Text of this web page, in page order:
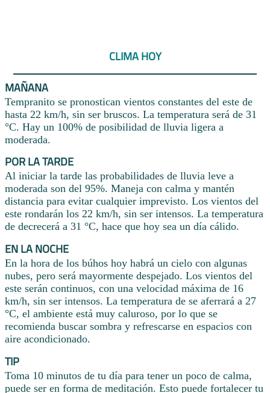
CLIMA HOY
MAÑANA
Tempranito se pronostican vientos constantes del este de
hasta 22 km/h, sin ser bruscos. La temperatura será de 31
°C. Hay un 100% de posibilidad de lluvia ligera a
moderada.
POR LA TARDE
Al iniciar la tarde las probabilidades de lluvia leve a
moderada son del 95%. Maneja con calma y mantén
distancia para evitar cualquier imprevisto. Los vientos del
este rondarán los 22 km/h, sin ser intensos. La temperatura
de decrecerá a 31 °C, hace que hoy sea un día cálido.
EN LA NOCHE
En la hora de los búhos hoy habrá un cielo con algunas
nubes, pero será mayormente despejado. Los vientos del
este serán continuos, con una velocidad máxima de 16
km/h, sin ser intensos. La temperatura de se aferrará a 27
°C, el ambiente está muy caluroso, por lo que se
recomienda buscar sombra y refrescarse en espacios con
aire acondicionado.
TIP
Toma 10 minutos de tu día para tener un poco de calma,
puede ser en forma de meditación. Esto puede fortalecer tu